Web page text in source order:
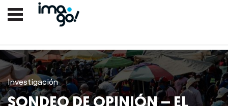
Investigación